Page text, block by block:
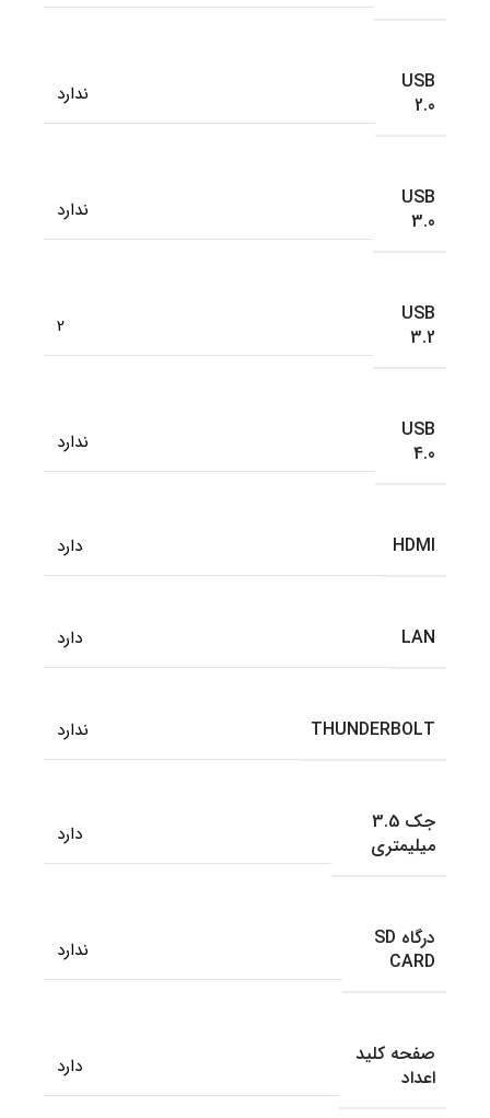
USB
2.0
ندارد
USB
3.0
ندارد
USB
3.2
2
USB
4.0
ندارد
HDMI دارد
LAN دارد
THUNDERBOLT ندارد
جک 3.5
میلیمتری
دارد
درگاه SD
CARD
ندارد
صفحه کلید
اعداد
دارد